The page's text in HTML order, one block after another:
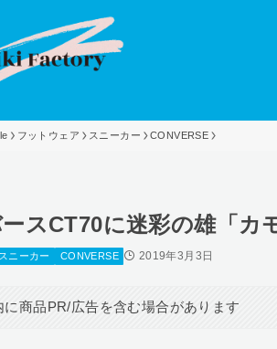
フットウェア スニーカー CONVERSE
スCT70に迷彩の雄「カ
スニーカー CONVERSE 2019年3月3日
に商品PR/広告を含む場合があります